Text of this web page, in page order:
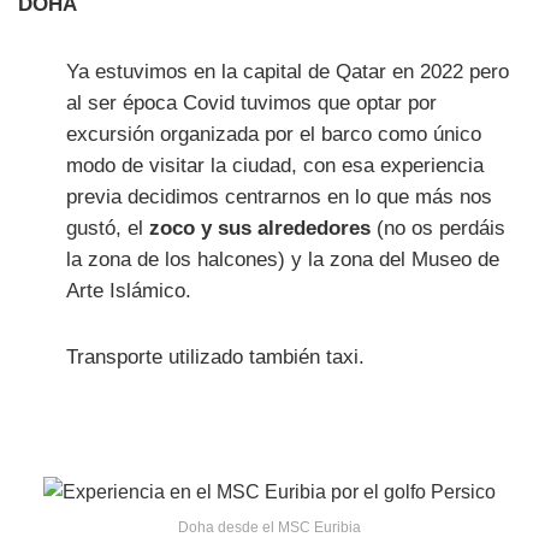
Ya estuvimos en la capital de Qatar en 2022 pero
al ser época Covid tuvimos que optar por
excursión organizada por el barco como único
modo de visitar la ciudad, con esa experiencia
previa decidimos centrarnos en lo que más nos
gustó, el zoco y sus alrededores (no os perdáis
la zona de los halcones) y la zona del Museo de
Arte Islámico.
Transporte utilizado también taxi.
Doha desde el MSC Euribia